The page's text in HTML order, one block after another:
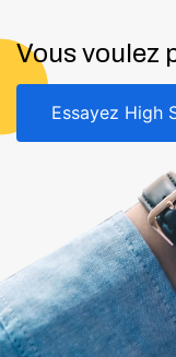
Vous voulez
Essayez High